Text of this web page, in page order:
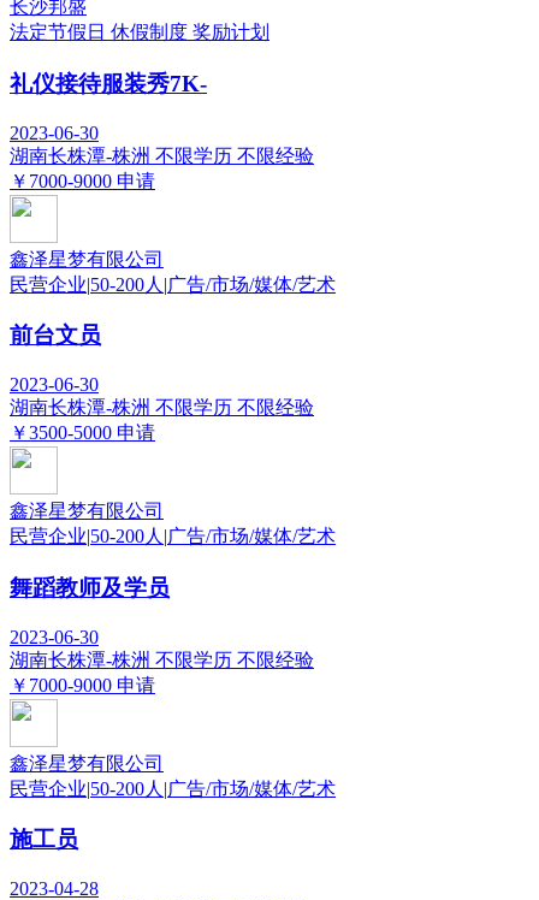
长沙邦盛
法定节假日 休假制度 奖励计划
礼仪接待服装秀7K-
2023-06-30
湖南长株潭-株洲 不限学历 不限经验
￥7000-9000 申请
鑫泽星梦有限公司
民营企业|50-200人 |广告/市场/媒体/艺术
前台文员
2023-06-30
湖南长株潭-株洲 不限学历 不限经验
￥3500-5000 申请
鑫泽星梦有限公司
民营企业|50-200人 |广告/市场/媒体/艺术
舞蹈教师及学员
2023-06-30
湖南长株潭-株洲 不限学历 不限经验
￥7000-9000 申请
鑫泽星梦有限公司
民营企业|50-200人 |广告/市场/媒体/艺术
施工员
2023-04-28